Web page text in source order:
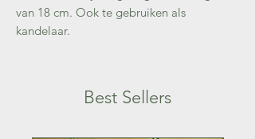
van 18 cm. Ook te gebruiken als
kandelaar.
Best Sellers